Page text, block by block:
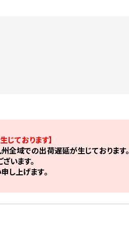
ております】
全域での出荷遅延が生じております。
います。
し上げます。